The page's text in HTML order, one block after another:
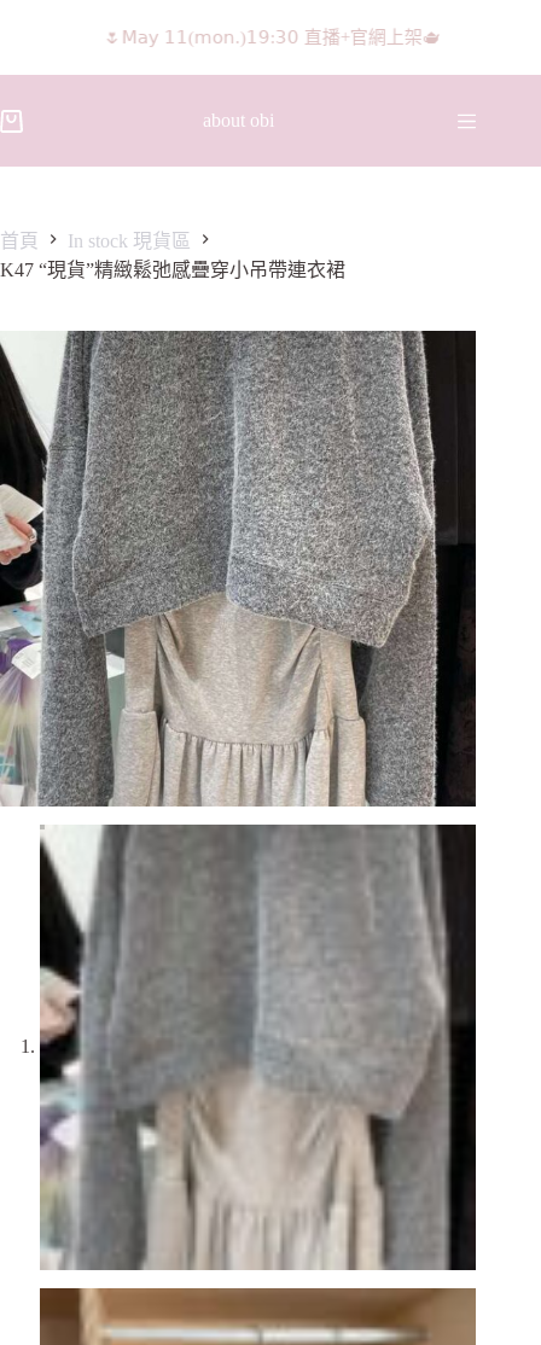
🌷𝖬𝖺𝗒 𝟣𝟣(𝗆𝗈𝗇.)𝟣𝟫:𝟥𝟢 直播+官網上架🫖
about obi
首頁
In stock 現貨區
K47 “現貨”精緻鬆弛感疊穿小吊帶連衣裙